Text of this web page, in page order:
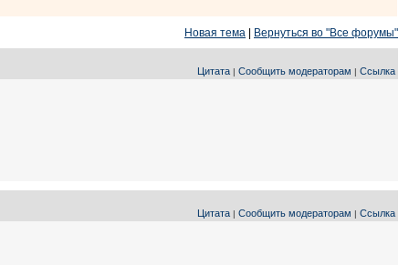
Новая тема
Вернуться во "Все форумы"
Цитата | Сообщить модераторам | Ссылка
Цитата | Сообщить модераторам | Ссылка